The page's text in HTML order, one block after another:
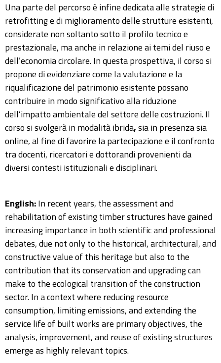
Una parte del percorso è infine dedicata alle strategie di
retrofitting e di miglioramento delle strutture esistenti,
considerate non soltanto sotto il profilo tecnico e
prestazionale, ma anche in relazione ai temi del riuso e
dell’economia circolare. In questa prospettiva, il corso si
propone di evidenziare come la valutazione e la
riqualificazione del patrimonio esistente possano
contribuire in modo significativo alla riduzione
dell’impatto ambientale del settore delle costruzioni. Il
corso si svolgerà in modalità ibrida,sia inpresenza sia
online, al fine di favorire la partecipazione e il confronto
tra docenti, ricercatori e dottorandi provenienti da
diversi contesti istituzionali e disciplinari.
English:In recent years, the assessment and
rehabilitation of existing timber structures have gained
increasing importance in both scientific and professional
debates, due not only to the historical, architectural, and
constructive value of this heritage but also to the
contribution that its conservation and upgrading can
make to the ecological transition of the construction
sector. In a context where reducing resource
consumption, limiting emissions, and extending the
service life of built works are primary objectives, the
analysis, improvement, and reuse of existing structures
emerge as highly relevant topics.